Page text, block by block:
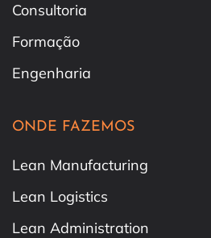
Consultoria
Formação
Engenharia
ONDE FAZEMOS
Lean Manufacturing
Lean Logistics
Lean Administration